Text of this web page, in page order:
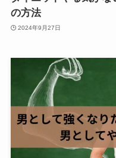
の方法
2024年9月27日